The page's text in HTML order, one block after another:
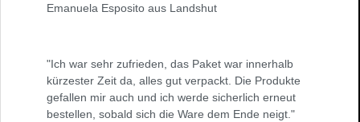
Emanuela Esposito aus Landshut
"Ich war sehr zufrieden, das Paket war innerhalb
kürzester Zeit da, alles gut verpackt. Die Produkte
gefallen mir auch und ich werde sicherlich erneut
bestellen, sobald sich die Ware dem Ende neigt."